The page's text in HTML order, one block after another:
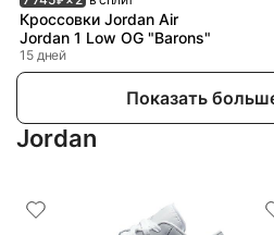
Кроссовки Jordan Air
Jordan 1 Low OG "Barons"
15 дней
Показать
Jordan